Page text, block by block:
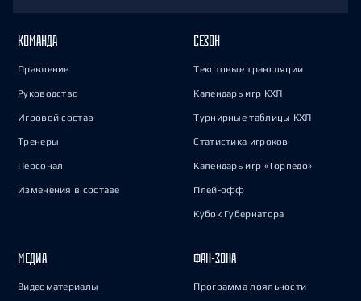
КОМАНДА
Правление
Руководство
Игровой состав
Тренеры
Персонал
Изменения в составе
СЕЗОН
Текстовые трансляции
Календарь игр КХЛ
Турнирные таблицы КХЛ
Статистика игроков
Календарь игр «Торпедо»
Плей-офф
Кубок Губернатора
МЕДИА
Видеоматериалы
ФАН-ЗОНА
Программа лояльности